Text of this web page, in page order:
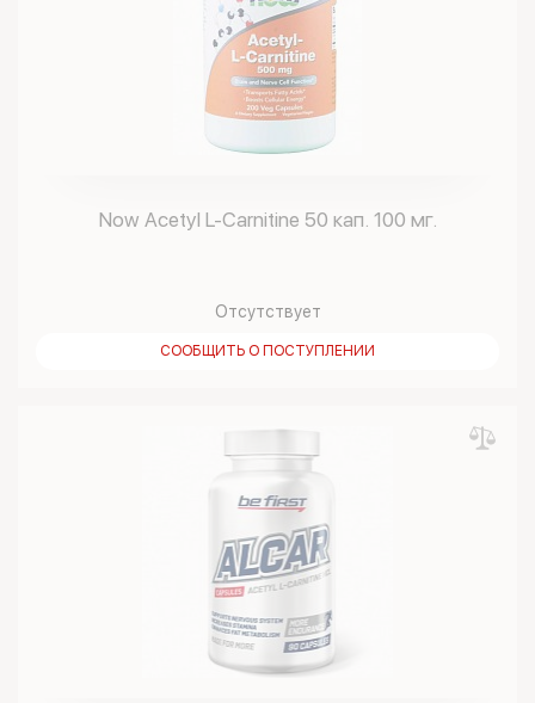
Now Acetyl L-Carnitine 50 кап. 100 мг.
Отсутствует
СООБЩИТЬ О ПОСТУПЛЕНИИ